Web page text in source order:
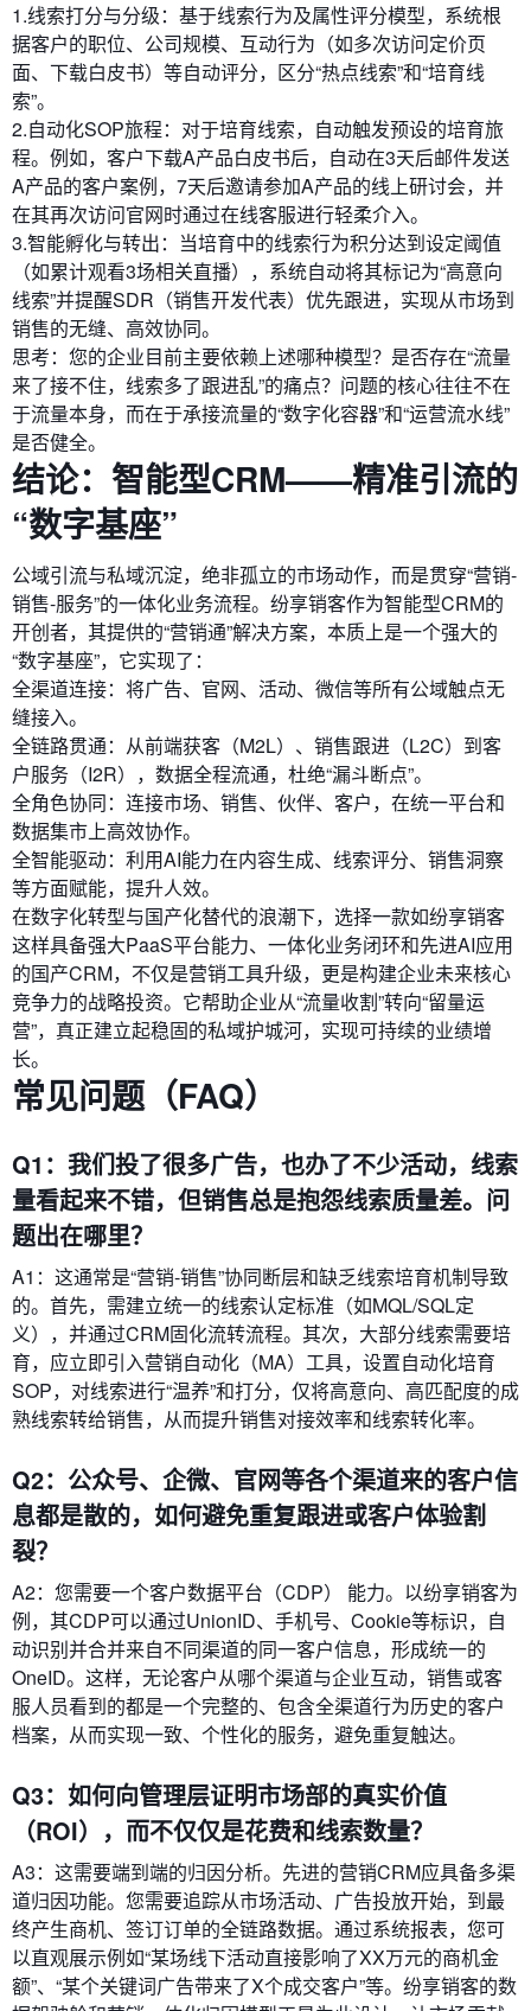
1.线索打分与分级：基于线索行为及属性评分模型，系统根
据客户的职位、公司规模、互动行为（如多次访问定价页
面、下载白皮书）等自动评分，区分“热点线索”和“培育线
索”。
2.自动化SOP旅程：对于培育线索，自动触发预设的培育旅
程。例如，客户下载A产品白皮书后，自动在3天后邮件发送
A产品的客户案例，7天后邀请参加A产品的线上研讨会，并
在其再次访问官网时通过在线客服进行轻柔介入。
3.智能孵化与转出：当培育中的线索行为积分达到设定阈值
（如累计观看3场相关直播），系统自动将其标记为“高意向
线索”并提醒SDR（销售开发代表）优先跟进，实现从市场到
销售的无缝、高效协同。
思考：您的企业目前主要依赖上述哪种模型？是否存在“流量
来了接不住，线索多了跟进乱”的痛点？问题的核心往往不在
于流量本身，而在于承接流量的“数字化容器”和“运营流水线”
是否健全。
结论：智能型CRM——精准引流的
“数字基座”
公域引流与私域沉淀，绝非孤立的市场动作，而是贯穿“营销-
销售-服务”的一体化业务流程。纷享销客作为智能型CRM的
开创者，其提供的“营销通”解决方案，本质上是一个强大的
“数字基座”，它实现了：
全渠道连接：将广告、官网、活动、微信等所有公域触点无
缝接入。
全链路贯通：从前端获客（M2L）、销售跟进（L2C）到客
户服务（I2R），数据全程流通，杜绝“漏斗断点”。
全角色协同：连接市场、销售、伙伴、客户，在统一平台和
数据集市上高效协作。
全智能驱动：利用AI能力在内容生成、线索评分、销售洞察
等方面赋能，提升人效。
在数字化转型与国产化替代的浪潮下，选择一款如纷享销客
这样具备强大PaaS平台能力、一体化业务闭环和先进AI应用
的国产CRM，不仅是营销工具升级，更是构建企业未来核心
竞争力的战略投资。它帮助企业从“流量收割”转向“留量运
营”，真正建立起稳固的私域护城河，实现可持续的业绩增
长。
常见问题（FAQ）
Q1：我们投了很多广告，也办了不少活动，线索
量看起来不错，但销售总是抱怨线索质量差。问
题出在哪里？
A1：这通常是“营销-销售”协同断层和缺乏线索培育机制导致
的。首先，需建立统一的线索认定标准（如MQL/SQL定
义），并通过CRM固化流转流程。其次，大部分线索需要培
育，应立即引入营销自动化（MA）工具，设置自动化培育
SOP，对线索进行“温养”和打分，仅将高意向、高匹配度的成
熟线索转给销售，从而提升销售对接效率和线索转化率。
Q2：公众号、企微、官网等各个渠道来的客户信
息都是散的，如何避免重复跟进或客户体验割
裂？
A2：您需要一个客户数据平台（CDP）​ 能力。以纷享销客为
例，其CDP可以通过UnionID、手机号、Cookie等标识，自
动识别并合并来自不同渠道的同一客户信息，形成统一的
OneID。这样，无论客户从哪个渠道与企业互动，销售或客
服人员看到的都是一个完整的、包含全渠道行为历史的客户
档案，从而实现一致、个性化的服务，避免重复触达。
Q3：如何向管理层证明市场部的真实价值
（ROI），而不仅仅是花费和线索数量？
A3：这需要端到端的归因分析。先进的营销CRM应具备多渠
道归因功能。您需要追踪从市场活动、广告投放开始，到最
终产生商机、签订订单的全链路数据。通过系统报表，您可
以直观展示例如“某场线下活动直接影响了XX万元的商机金
额”、“某个关键词广告带来了X个成交客户”等。纷享销客的数